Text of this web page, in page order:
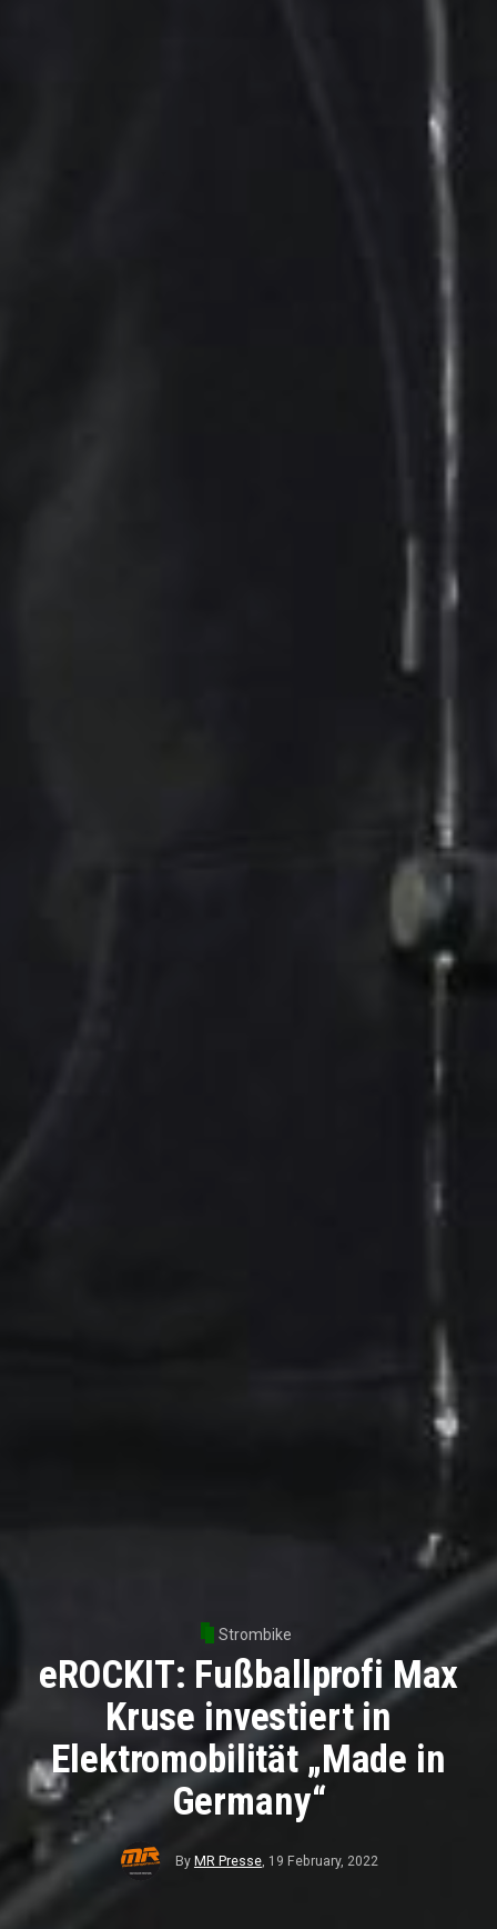
Strombike
eROCKIT: Fußballprofi Max
Kruse investiert in
Elektromobilität „Made in
Germany“
By MR Presse, 19 February, 2022